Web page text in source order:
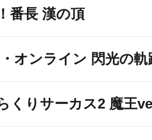
１台増台
番長 漢の頂
オンライン 閃光の軌
くりサーカス2 魔王